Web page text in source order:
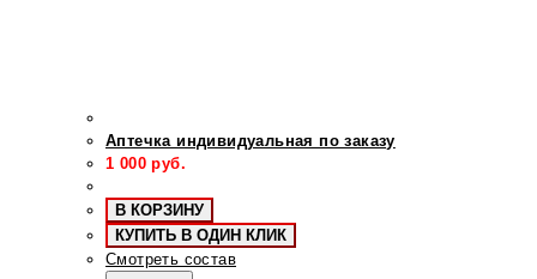
Аптечка индивидуальная по заказу
1 000 руб.
В КОРЗИНУ
КУПИТЬ В ОДИН КЛИК
Смотреть состав